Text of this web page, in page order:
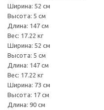
Ширина: 52 см
Высота: 5 см
Длина: 147 см
Вес: 17.22 кг
Ширина: 52 см
Высота: 5 см
Длина: 147 см
Вес: 17.22 кг
Ширина: 73 см
Высота: 17 см
Длина: 90 см